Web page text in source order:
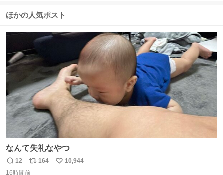
ほかの人気ポスト
なんて失礼なやつ
返
12
リ
164
い
10,944
16時間前